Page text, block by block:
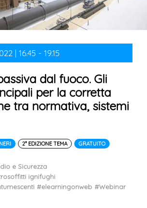
| 16.45 - 19.15
dal fuoco. Gli
per la corretta
tra normativa, sistemi
2° EDIZIONE TEMA
GRATUITO
e Sicurezza
ignifughi
#elearningonweb #Webinar